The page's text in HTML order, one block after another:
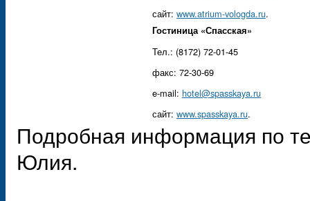
сайт: www.atrium-vologda.ru.
Гостиница «Спасская»
Тел.: (8172) 72-01-45
факс: 72-30-69
e-mail: hotel@spasskaya.ru
сайт: www.spasskaya.ru.
Подробная информация по
Юлия.